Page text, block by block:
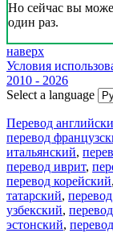
Но сейчас вы
один раз.
наверх
Условия
2010 - 2026
Select a language
Перевод
перевод
итальянский,
перевод иврит,
перевод корейский,
татарский,
узбекский,
эстонский,